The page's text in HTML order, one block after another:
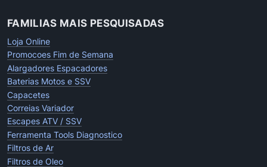
FAMILIAS MAIS PESQUISADAS
Loja Online
Promocoes Fim de Semana
Alargadores Espacadores
Baterias Motos e SSV
Capacetes
Correias Variador
Escapes ATV / SSV
Ferramenta Tools Diagnostico
Filtros de Ar
Filtros de Oleo